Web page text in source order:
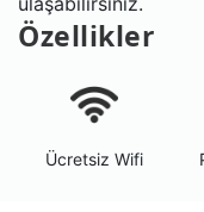
Özellikler
Ücretsiz Wifi